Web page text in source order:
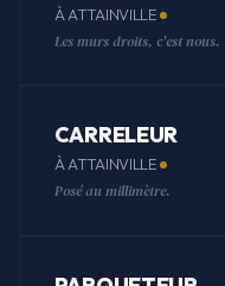
À ATTAINVILLE
Les murs droits, c'est nous.
CARRELEUR
À ATTAINVILLE
Posé au millimètre.